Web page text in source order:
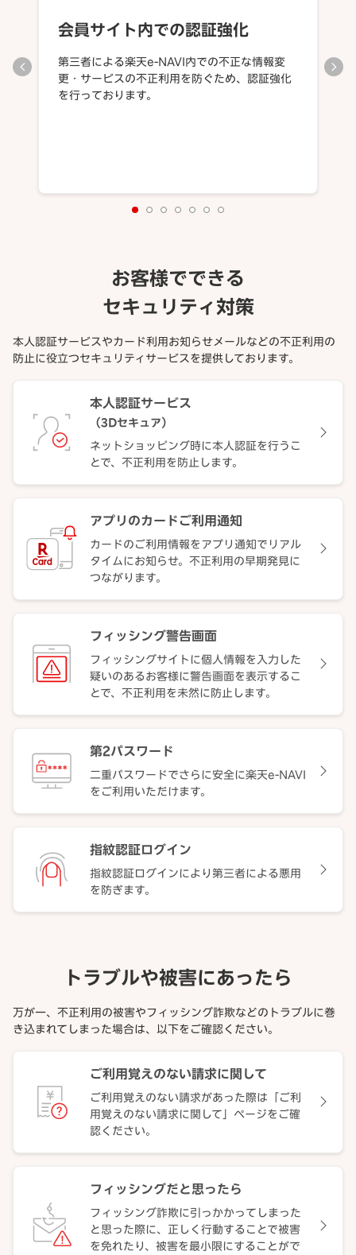
会員サイト内での認証強化
第三者による楽天e-NAVI内での不正な情報変
更・サービスの不正利用を防ぐため、認証強化
を行っております。
お客様でできる
セキュリティ対策
本人認証サービスやカード利用お知らせメールなどの不正利用の
防止に役立つセキュリティサービスを提供しております。
本人認証サービス
（3Dセキュア）
ネットショッピング時に本人認証を行うこ
とで、不正利用を防止します。
アプリのカードご利用通知
カードのご利用情報をアプリ通知でリアル
タイムにお知らせ。不正利用の早期発見に
つながります。
フィッシング警告画面
フィッシングサイトに個人情報を入力した
疑いのあるお客様に警告画面を表示するこ
とで、不正利用を未然に防止します。
第2パスワード
二重パスワードでさらに安全に楽天e-NAVI
をご利用いただけます。
指紋認証ログイン
指紋認証ログインにより第三者による悪用
を防ぎます。
トラブルや被害にあったら
万が一、不正利用の被害やフィッシング詐欺などのトラブルに巻
き込まれてしまった場合は、以下をご確認ください。
ご利用覚えのない請求に関して
ご利用覚えのない請求があった際は「ご利
用覚えのない請求に関して」ページをご確
認ください。
フィッシングだと思ったら
フィッシング詐欺に引っかかってしまった
と思った際に、正しく行動することで被害
を免れたり、被害を最小限にすることがで